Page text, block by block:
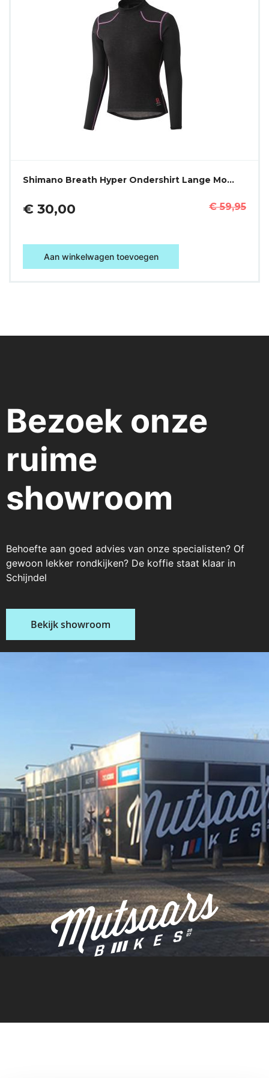
Shimano Breath Hyper Ondershirt Lange Mo…
€ 30,00 € 59,95
Aan winkelwagen toevoegen
Bezoek onze
ruime
showroom
Behoefte aan goed advies van onze specialisten? Of
gewoon lekker rondkijken? De koffie staat klaar in
Schijndel
Bekijk showroom